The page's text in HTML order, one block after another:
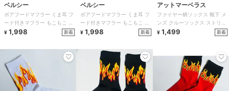
ベルシー
ボアフードマフラー くま耳 フ
ード付きマフラー もこもこ 防
寒 レディース 韓国ファッショ
¥ 1,998 新着
ベルシー
ボアフードマフラー くま耳 フ
ード付きマフラー もこもこ 防
寒 レディース 韓国ファッショ
¥ 1,998 新着
アットマーベラス
ファイヤー柄ソックス 靴下 メ
ンズ クルーソックス ストリー
ト スケーター 炎柄 ジャカード
¥ 1,499 新着